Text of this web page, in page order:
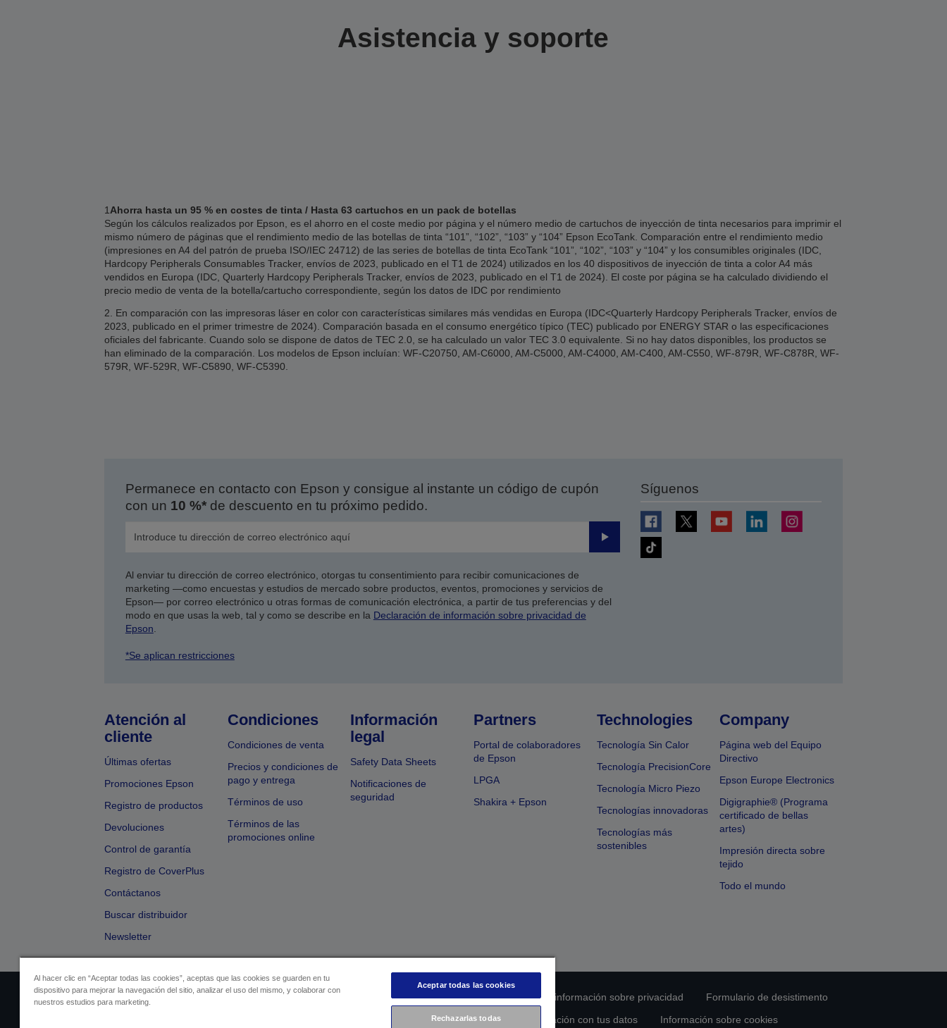
Asistencia y soporte
1 Ahorra hasta un 95 % en costes de tinta / Hasta 63 cartuchos en un pack de botellas
Según los cálculos realizados por Epson, es el ahorro en el coste medio por página y el número medio de cartuchos de inyección de tinta necesarios para imprimir el
mismo número de páginas que el rendimiento medio de las botellas de tinta “101”, “102”, “103” y “104” Epson EcoTank. Comparación entre el rendimiento medio
(impresiones en A4 del patrón de prueba ISO/IEC 24712) de las series de botellas de tinta EcoTank “101”, “102”, “103” y “104” y los consumibles originales (IDC,
Hardcopy Peripherals Consumables Tracker, envíos de 2023, publicado en el T1 de 2024) utilizados en los 40 dispositivos de inyección de tinta a color A4 más
vendidos en Europa (IDC, Quarterly Hardcopy Peripherals Tracker, envíos de 2023, publicado en el T1 de 2024). El coste por página se ha calculado dividiendo el
precio medio de venta de la botella/cartucho correspondiente, según los datos de IDC por rendimiento
2. En comparación con las impresoras láser en color con características similares más vendidas en Europa (IDC<Quarterly Hardcopy Peripherals Tracker, envíos de
2023, publicado en el primer trimestre de 2024). Comparación basada en el consumo energético típico (TEC) publicado por ENERGY STAR o las especificaciones
oficiales del fabricante. Cuando solo se dispone de datos de TEC 2.0, se ha calculado un valor TEC 3.0 equivalente. Si no hay datos disponibles, los productos se
han eliminado de la comparación. Los modelos de Epson incluían: WF-C20750, AM-C6000, AM-C5000, AM-C4000, AM-C400, AM-C550, WF-879R, WF-C878R, WF-
579R, WF-529R, WF-C5890, WF-C5390.
Permanece en contacto con Epson y consigue al instante un código de cupón
con un 10 %*de descuento en tu próximo pedido.
Enviar
Al enviar tu dirección de correo electrónico, otorgas tu consentimiento para recibir comunicaciones de
marketing —como encuestas y estudios de mercado sobre productos, eventos, promociones y servicios de
Epson— por correo electrónico u otras formas de comunicación electrónica, a partir de tus preferencias y del
modo en que usas la web, tal y como se describe en la Declaración de información sobre privacidad de
Epson
*Se aplican restricciones
Síguenos
Atención al
cliente
Últimas ofertas
Promociones Epson
Registro de productos
Devoluciones
Control de garantía
Registro de CoverPlus
Contáctanos
Buscar distribuidor
Newsletter
Condiciones
Condiciones de venta
Precios y condiciones de
pago y entrega
Términos de uso
Términos de las
promociones online
Información
legal
Safety Data Sheets
Notificaciones de
seguridad
Partners
Portal de colaboradores
de Epson
LPGA
Shakira + Epson
Technologies
Tecnología Sin Calor
Tecnología PrecisionCore
Tecnología Micro Piezo
Tecnologías innovadoras
Tecnologías más
sostenibles
Company
Página web del Equipo
Directivo
Epson Europe Electronics
Digigraphie® (Programa
certificado de bellas
artes)
Impresión directa sobre
tejido
Todo el mundo
Identificación del vendedor Identificación de cumplimiento de los productos Declaración de información sobre privacidad
Formulario de desistimento
Ponte en contacto con nosotros en relación con tus datos Información sobre cookies
Al hacer clic en “Aceptar todas las cookies”, aceptas que las cookies se guarden en tu
dispositivo para mejorar la navegación del sitio, analizar el uso del mismo, y colaborar con
nuestros estudios para marketing.
Aceptar todas las cookies
Rechazarlas todas